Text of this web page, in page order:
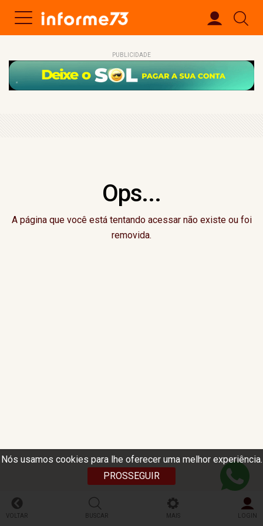
Nós usamos cookies para lhe oferecer uma melhor experiência.
PROSSEGUIR
PUBLICIDADE
Ops...
A página que você está tentando acessar não existe ou foi
removida.
VOLTAR BUSCAR MAIS LOGIN